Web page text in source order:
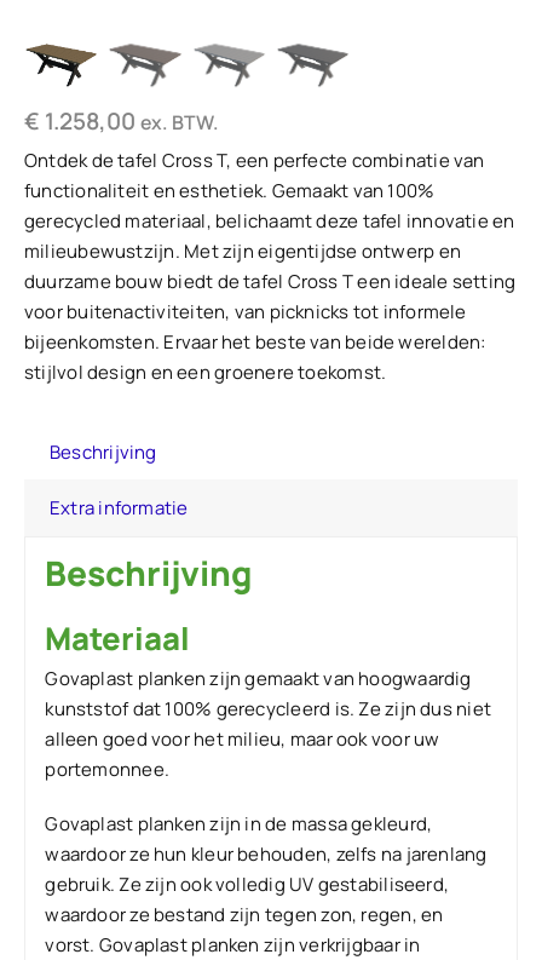
€ 1.258,00 ex. BTW.
Ontdek de tafel Cross T, een perfecte combinatie van
functionaliteit en esthetiek. Gemaakt van 100%
gerecycled materiaal, belichaamt deze tafel innovatie en
milieubewustzijn. Met zijn eigentijdse ontwerp en
duurzame bouw biedt de tafel Cross T een ideale setting
voor buitenactiviteiten, van picknicks tot informele
bijeenkomsten. Ervaar het beste van beide werelden:
stijlvol design en een groenere toekomst.
Beschrijving
Extra informatie
Beschrijving
Materiaal
Govaplast planken zijn gemaakt van hoogwaardig
kunststof dat 100% gerecycleerd is. Ze zijn dus niet
alleen goed voor het milieu, maar ook voor uw
portemonnee.
Govaplast planken zijn in de massa gekleurd,
waardoor ze hun kleur behouden, zelfs na jarenlang
gebruik. Ze zijn ook volledig UV gestabiliseerd,
waardoor ze bestand zijn tegen zon, regen, en
vorst. Govaplast planken zijn verkrijgbaar in